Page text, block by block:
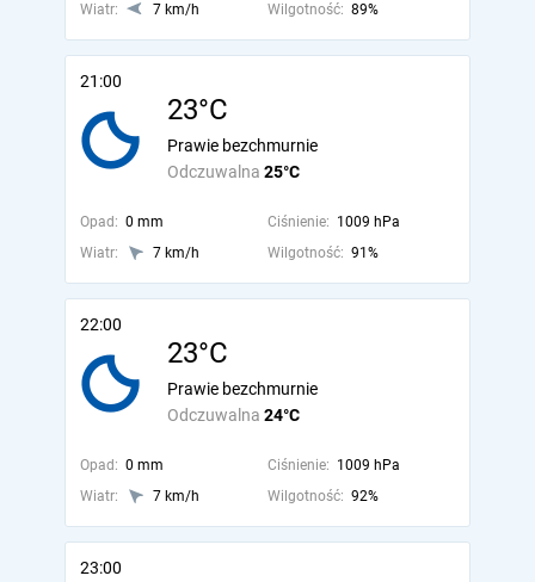
Wiatr:
7 km/h Wilgotność: 89%
21:00
23°C
Odczuwalna 25°C
Prawie bezchmurnie
Opad: 0 mm Ciśnienie: 1009 hPa
Wiatr:
7 km/h Wilgotność: 91%
22:00
23°C
Odczuwalna 24°C
Prawie bezchmurnie
Opad: 0 mm Ciśnienie: 1009 hPa
Wiatr:
7 km/h Wilgotność: 92%
23:00